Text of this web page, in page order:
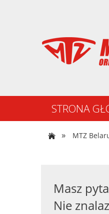
STRONA
NOWOŚCI
» MTZ
Masz
Nie